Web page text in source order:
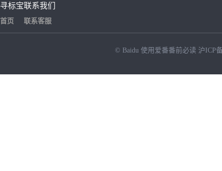
寻标宝
首页
联系我们
联系客服
© Baidu 使用爱番番前必读 沪ICP